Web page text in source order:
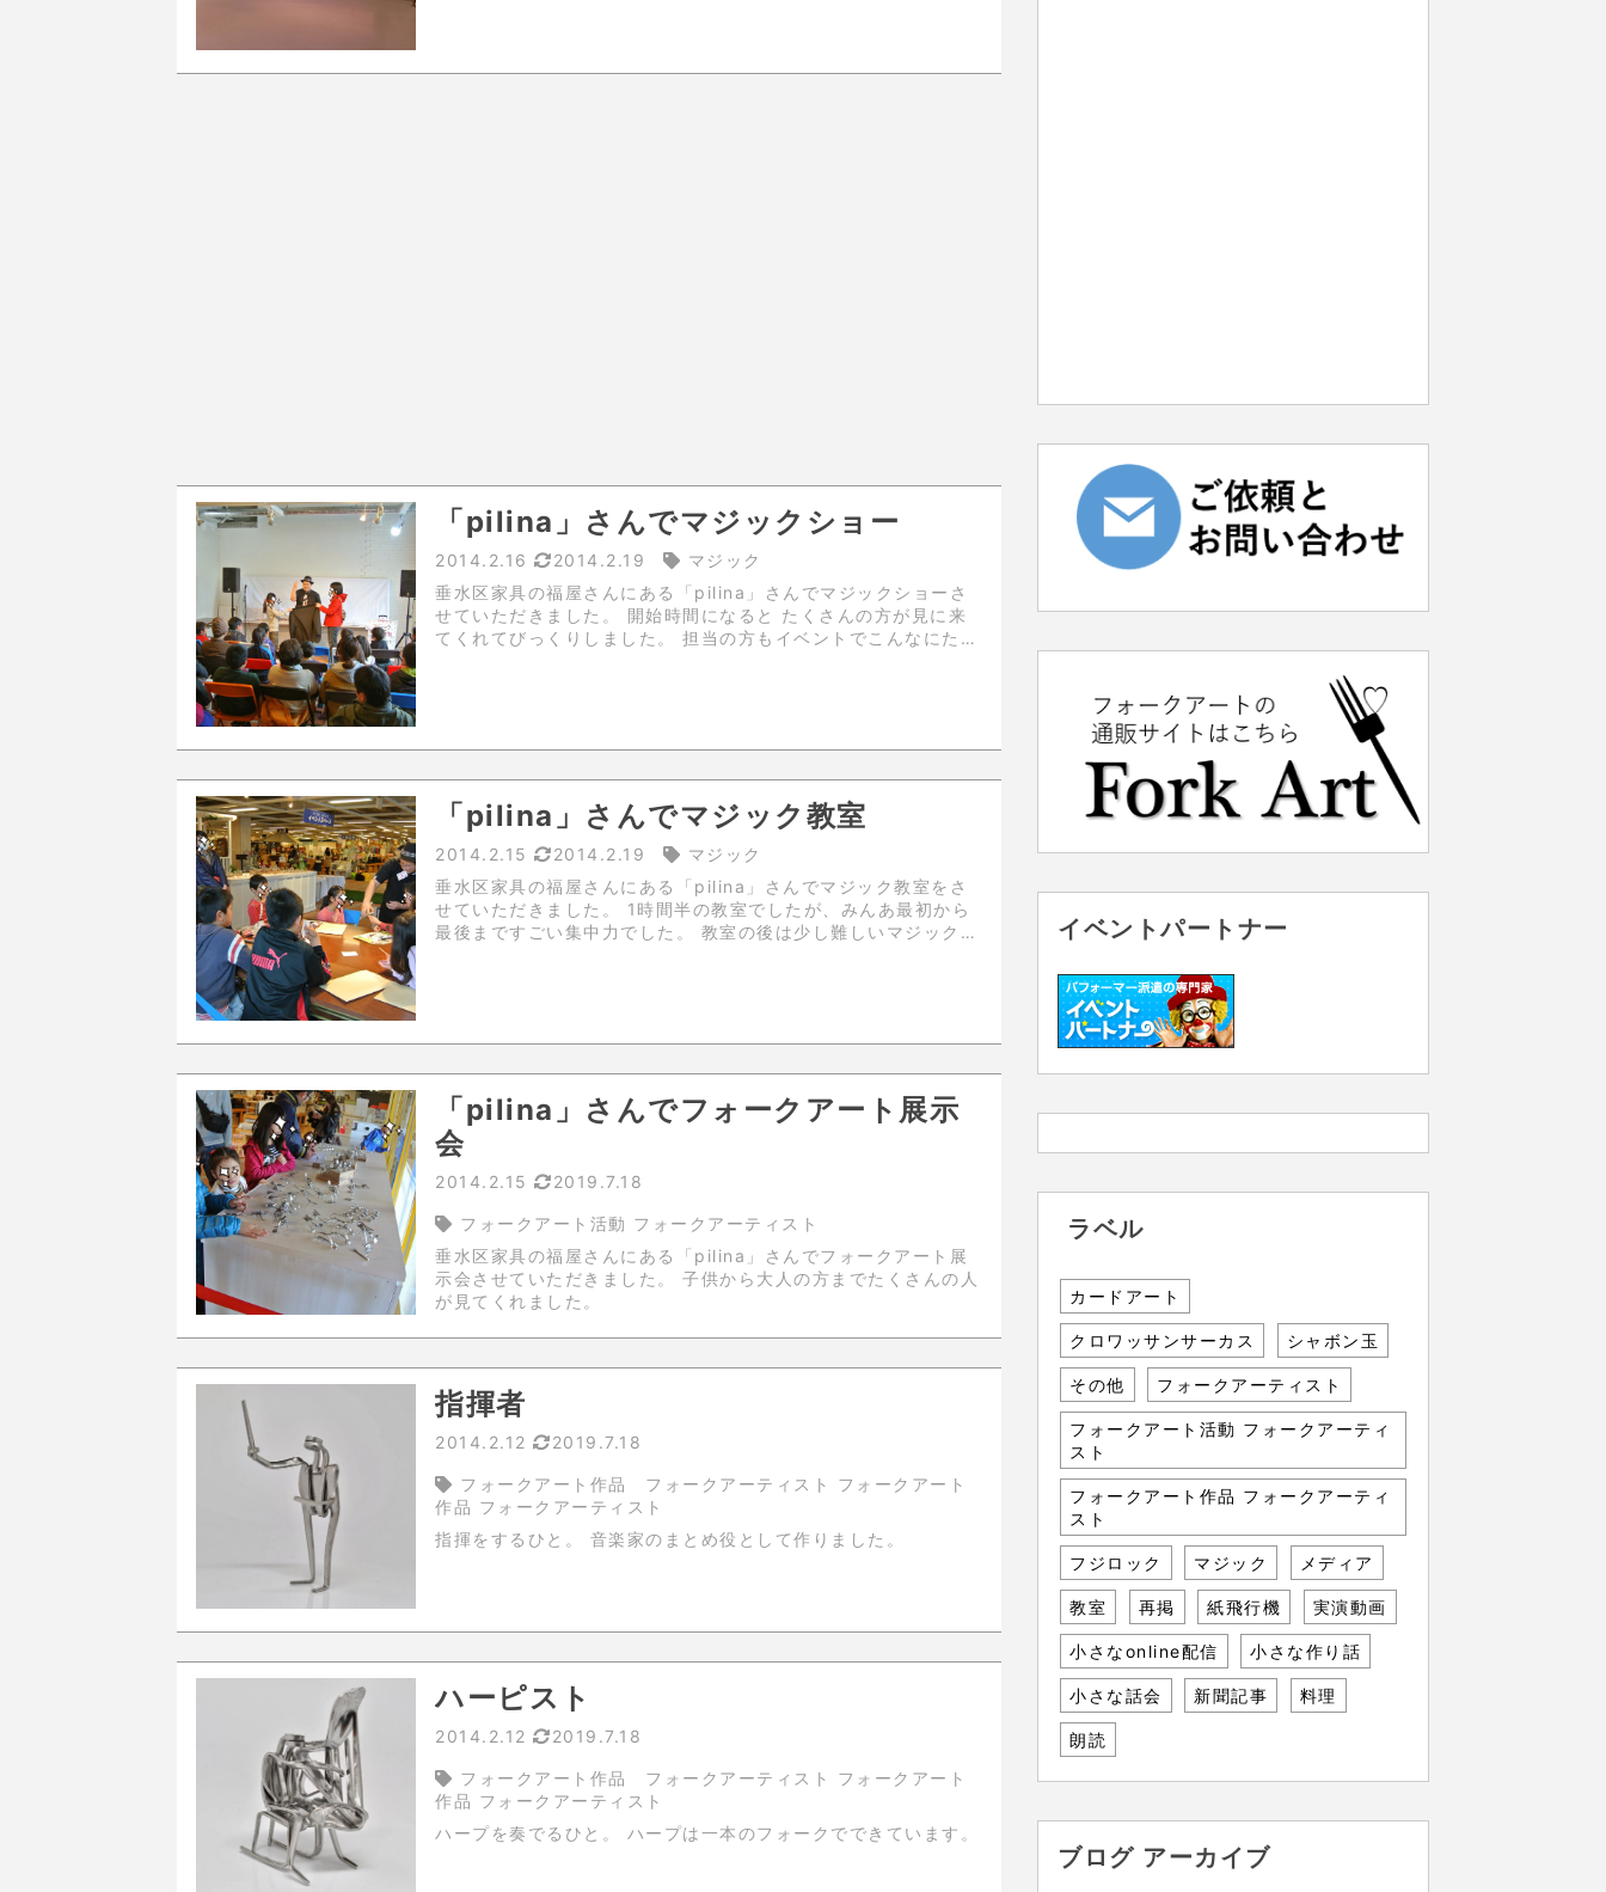
「pilina」さんでマジックショー
2014.2.16 2014.2.19
マジック
垂水区家具の福屋さんにある「pilina」さんでマジックショーさ
せていただきました。 開始時間になると たくさんの方が見に来
てくれてびっくりしました。 担当の方もイベントでこんなにたく
「pilina」さんでマジック教室
2014.2.15 2014.2.19
マジック
垂水区家具の福屋さんにある「pilina」さんでマジック教室をさ
せていただきました。 1時間半の教室でしたが、みんあ最初から
最後まですごい集中力でした。 教室の後は少し難しいマジックも
「pilina」さんでフォークアート展示
会
2014.2.15 2019.7.18
フォークアート活動 フォークアーティスト
垂水区家具の福屋さんにある「pilina」さんでフォークアート展
示会させていただきました。 子供から大人の方までたくさんの人
が見てくれました。
指揮者
2014.2.12 2019.7.18
フォークアート作品 フォークアーティスト フォークアート
作品 フォークアーティスト
指揮をするひと。 音楽家のまとめ役として作りました。
ハーピスト
2014.2.12 2019.7.18
フォークアート作品 フォークアーティスト フォークアート
作品 フォークアーティスト
ハープを奏でるひと。 ハープは一本のフォークでできています。
イベントパートナー
ラベル
カードアート
クロワッサンサーカス シャボン玉
その他 フォークアーティスト
フォークアート活動 フォークアーティ
スト
フォークアート作品 フォークアーティ
スト
フジロック マジック メディア
教室 再掲 紙飛行機 実演動画
小さなonline配信 小さな作り話
小さな話会 新聞記事 料理
朗読
ブログ アーカイブ